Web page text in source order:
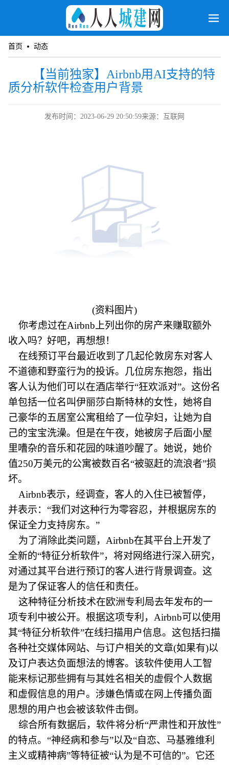
首页 动态
【当前独家】Airbnb用AI支持的特
质分析软件检查用户背景
发布时间：2023-06-29 20:50:59来源：互联网
(资料图片)
你考虑过在Airbnb上列出你的房产来赚取额外
收入吗？好吧，再想想！
在线预订平台最近收到了几起伦敦房东对客人
不道德和野蛮行为的投诉。几位房东抱怨，指出
客人认为他们可以在酒店举行“狂欢派对”。这份名
单包括一位名叫伊丽莎白斯特林的女性，她将自
己豪华的五居室公寓租给了一位孕妇，让她为自
己的宝宝洗澡。但是在午夜，她被房子后面小屋
里嘈杂的音乐和花园的味道吵醒了。她说，她价
值250万美元的公寓被数百名“被驱赶的流浪者”损
坏。
Airbnb表示，经调查，客人的入住已被暂停，
并表示：“我们对这种行为零容忍，并根据房东的
保证全力支持房东。”
为了消除此类问题，Airbnb在其平台上开发了
全新的“特征分析软件”，将对网络进行深入研究，
对通过其平台进行预订的客人进行背景调查。这
是为了保证客人的信任和责任。
这种特征分析技术在欧洲专利局去年发布的一
项专利中被公开。根据这项专利，Airbnb可以使用
其“特征分析软件”在线扫描用户信息。这包括扫描
各种社交媒体网站、与订户相关的文章(如果有)以
及订户表达负面想法的博客。该软件使用人工智
能来标记那些拥有与其姓名相关的虚假个人数据
和虚假信息的用户。涉嫌色情或在网上传播负面
思想的用户也会被该软件击倒。
综合所有数据后，软件将分析“严肃性和开放性”
的特点。“神经病和参与”以及“自恋、马基雅维利
主义或精神病”等特征被“认为是不可信的”。它还